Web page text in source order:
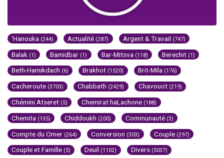
'Hanouka (244) Actualité (287) Argent & Travail (747)
Balak (1) Bamidbar (1) Bar-Mitsva (118) Berechit (1)
Beth-Hamikdach (6) Brakhot (1520) Brit-Mila (176)
Cacheroute (3703) Chabbath (2429) Chavouot (219)
Chémini Atseret (5) Chemirat haLachone (188)
Chemita (135) Chiddoukh (200) Communauté (3)
Compte du Omer (264) Conversion (303) Couple (297)
Couple et Famille (5) Deuil (1102) Divers (5037)